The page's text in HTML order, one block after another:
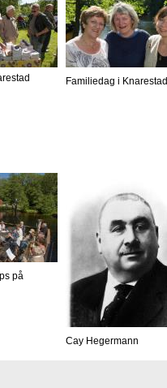
Familiedag i Knarestad
på
Cay Hegermann